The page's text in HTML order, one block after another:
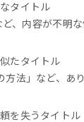
タイトル
ど、内容が不明
たタイトル
方法」など、あ
を失うタイトル